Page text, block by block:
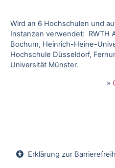
Wird an 6 Hochschulen und
Instanzen verwendet: RWTH
Bochum, Heinrich-Heine-
Hochschule Düsseldorf,
Universität Münster.
»
Erklärung zur